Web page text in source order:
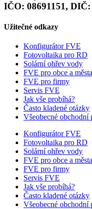
IČO: 08691151,
Užitečné odkazy
Konfigurátor FVE
Fotovoltaika pro RD
Solární ohřev vody
FVE pro obce a města
FVE pro firmy
Servis FVE
Jak vše probíhá?
Často kladené otázky
Všeobecné obchodní
Konfigurátor FVE
Fotovoltaika pro RD
Solární ohřev vody
FVE pro obce a města
FVE pro firmy
Servis FVE
Jak vše probíhá?
Často kladené otázky
Všeobecné obchodní